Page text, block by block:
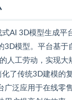
式AI 3D模型生成平
3D模型。平台基于
人工劳动，实现大
了传统3D建模的
广泛应用于在线零